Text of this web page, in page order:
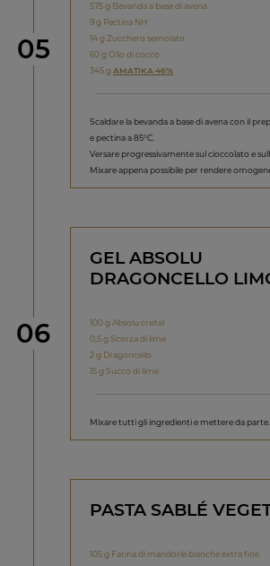
Step
05
575 g Bevanda a base di avena
9 g Pectina NH
14 g Zucchero semolato
60 g Olio di cocco
345 gAMATIKA 46%
Scaldare la bevanda a base di avena con il
e pectina a 85°C.
Versare progressivamente sul cioccolato e
Mixare appena possibile per rendere
Step
06
GEL ABSOLU
DRAGONCELLO
100 g Absolu cristal
0,5 g Scorza di lime
2 g Dragoncello
15 g Succo di lime
Mixare tutti gli ingredienti e mettere da parte.
PASTA SABLÉ
105 g Farina di mandorle bianche extra fine